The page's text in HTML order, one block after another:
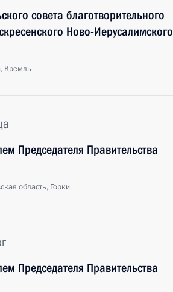
совета благотворительного
Ново-Иерусалимского
Кремль
Председателя Правительства
область, Горки
Председателя Правительства